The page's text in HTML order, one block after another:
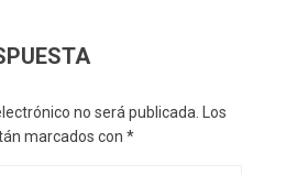
no será publicada.
Los
marcados con *